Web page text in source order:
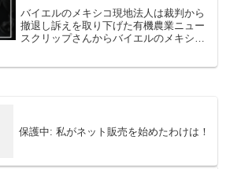
バイエルのメキシコ現地法人は裁判から
撤退し訴えを取り下げた有機農業ニュー
スクリップさんからバイエルのメキシコ
保護中: 私がネット販売を始めたわけは！